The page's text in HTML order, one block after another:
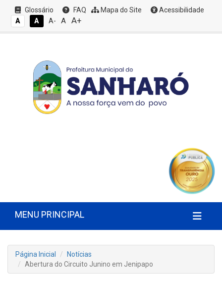
Glossário FAQ Mapa do Site
Acessibilidade
A
A A- A A+
MENU PRINCIPAL
Página Inicial
Notícias
Abertura do Circuito Junino em Jenipapo